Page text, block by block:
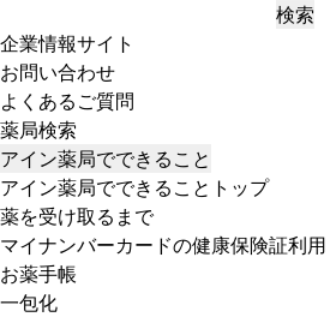
検索
企業情報サイト
お問い合わせ
よくあるご質問
薬局検索
アイン薬局でできること
アイン薬局でできることトップ
薬を受け取るまで
マイナンバーカードの健康保険証利用
お薬手帳
一包化